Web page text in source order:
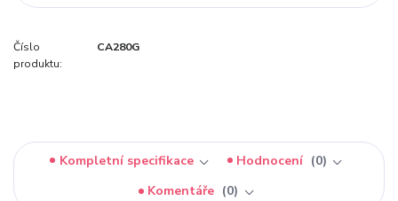
Číslo
produktu:
CA280G
Kompletní specifikace Hodnocení
0
Komentáře
0